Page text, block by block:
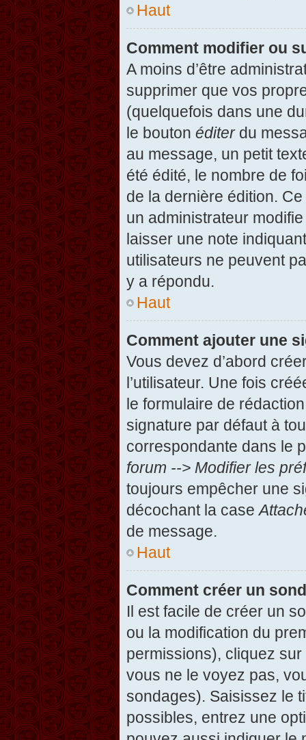
Haut
Comment modifier ou
A moins d’être
supprimer que vos
(quelquefois dans une
le bouton éditerdu
au message, un petit
été édité, le nombre de
de la dernière édition.
un administrateur
laisser une note
utilisateurs ne peuvent
y a répondu.
Haut
Comment ajouter une
Vous devez d’abord
l’utilisateur. Une fois
le formulaire de
signature par défaut à
correspondante dans le
forum --> Modifier les
toujours empêcher une
décochant la case
de message.
Haut
Comment créer un
Il est facile de créer un
ou la modification du
permissions), cliquez sur
vous ne le voyez pas,
sondages). Saisissez le
possibles, entrez une